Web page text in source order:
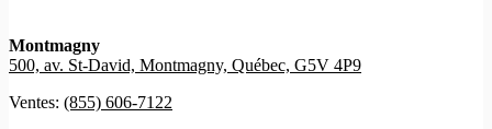
Montmagny
500, av. St-David, Montmagny, Québec, G5V 4P9
Ventes: (855) 606-7122